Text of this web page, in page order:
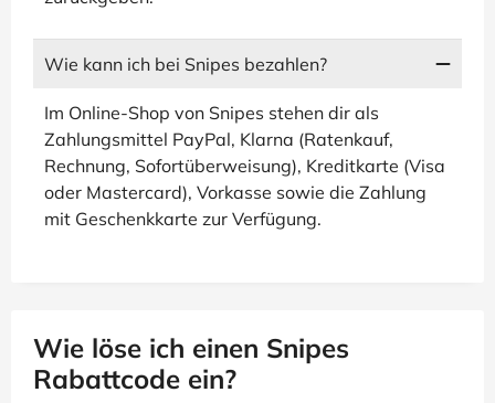
Wie kann ich bei Snipes bezahlen?
Im Online-Shop von Snipes stehen dir als
Zahlungsmittel PayPal, Klarna (Ratenkauf,
Rechnung, Sofortüberweisung), Kreditkarte (Visa
oder Mastercard), Vorkasse sowie die Zahlung
mit Geschenkkarte zur Verfügung.
Wie löse ich einen Snipes
Rabattcode ein?